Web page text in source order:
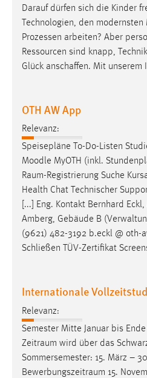
Darauf dürfen sich die Kinder
Technologien, den
Prozessen arbeiten? Aber
Ressourcen sind knapp,
Glück anschaffen. Mit unserem
OTH AW App
Relevanz:
Speisepläne To-Do-Listen
Moodle MyOTH (inkl.
Raum-Registrierung Suche
Health Chat Technischer
[...] Eng. Kontakt Bernhard
Amberg, Gebäude B
(9621) 482-3192 b.eckl @ oth-
Schließen TÜV-Zertifikat
Internationale
Relevanz:
Semester Mitte Januar bis
Zeitraum wird über das
Sommersemester: 15. März –
Bewerbungszeitraum 15.